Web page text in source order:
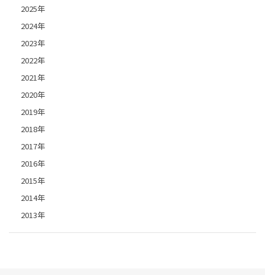
2025年
2024年
2023年
2022年
2021年
2020年
2019年
2018年
2017年
2016年
2015年
2014年
2013年